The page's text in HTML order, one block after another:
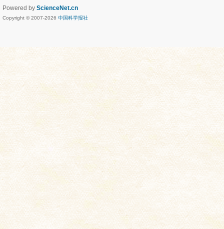
Powered by ScienceNet.cn
Copyright © 2007-2026 中国科学报社